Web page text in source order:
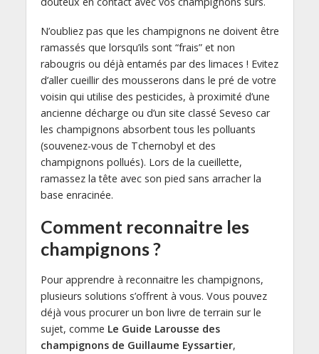
N’oubliez pas que les champignons ne doivent être
ramassés que lorsqu’ils sont “frais” et non
rabougris ou déjà entamés par des limaces ! Evitez
d’aller cueillir des mousserons dans le pré de votre
voisin qui utilise des pesticides, à proximité d’une
ancienne décharge ou d’un site classé Seveso car
les champignons absorbent tous les polluants
(souvenez-vous de Tchernobyl et des
champignons pollués). Lors de la cueillette,
ramassez la tête avec son pied sans arracher la
base enracinée.
Comment reconnaitre les
champignons ?
Pour apprendre à reconnaitre les champignons,
plusieurs solutions s’offrent à vous. Vous pouvez
déjà vous procurer un bon livre de terrain sur le
sujet, comme Le Guide Larousse des
champignons de Guillaume Eyssartier,